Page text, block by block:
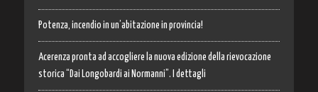
Potenza, incendio in un’abitazione in provincia!
Acerenza pronta ad accogliere la nuova edizione della rievocazione
storica “Dai Longobardi ai Normanni”. I dettagli